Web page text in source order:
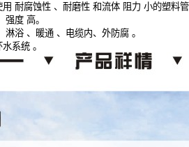
用 耐腐蚀性 、耐磨性 和流体 阻力 小的塑料
强度 高。
淋浴 、暖通 、电缆内、外防腐 。
水系统 。